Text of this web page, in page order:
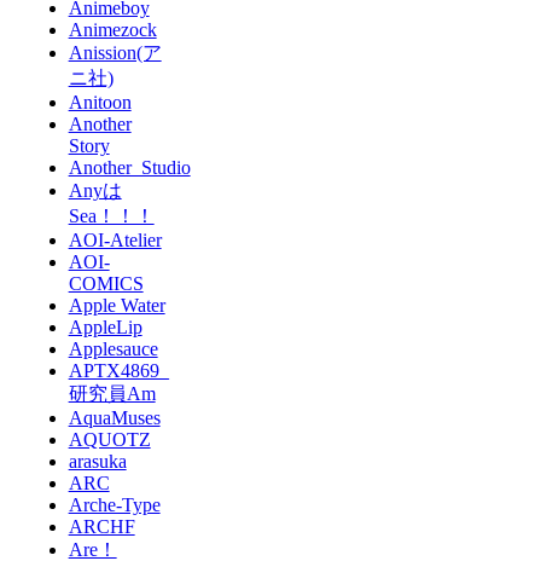
Animeboy
Animezock
Anission(ア
ニ社)
Anitoon
Another
Story
Another_Studio
Anyは
Sea！！！
AOI-Atelier
AOI-
COMICS
Apple Water
AppleLip
Applesauce
APTX4869_
研究員Am
AquaMuses
AQUOTZ
arasuka
ARC
Arche-Type
ARCHF
Are！